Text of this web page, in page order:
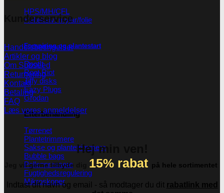
HPS/MH/CFL
Refleksivt mylar/folie
Forspiring og plantestart
Root!t
Root Riot
Jiffy disks
Eazy Plugs
Grodan
Efterbehandling
Tørrenet
Plantetrimmere
Sakse og plantetrimmere
Bubble bags
Pollenpressere
Fugtighedsregulering
Mikroskoper
Kunderservice
Handelsbetingelser
Artikler og blog
Om Subseed
Returnering
Kontakt
Betaling
FAQ
Læs vores anmeldelser
Hej min ven!
Jeg vil gerne tilbyde dig 15% rabat på hele sortimentet
Indtast dit navn og email - så modtager du dit rabatlink med